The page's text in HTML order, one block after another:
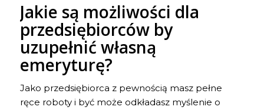
Jakie są możliwości dla
przedsiębiorców by
uzupełnić własną
emeryturę?
Jako przedsiębiorca z pewnością masz pełne
ręce roboty i być może odkładasz myślenie o